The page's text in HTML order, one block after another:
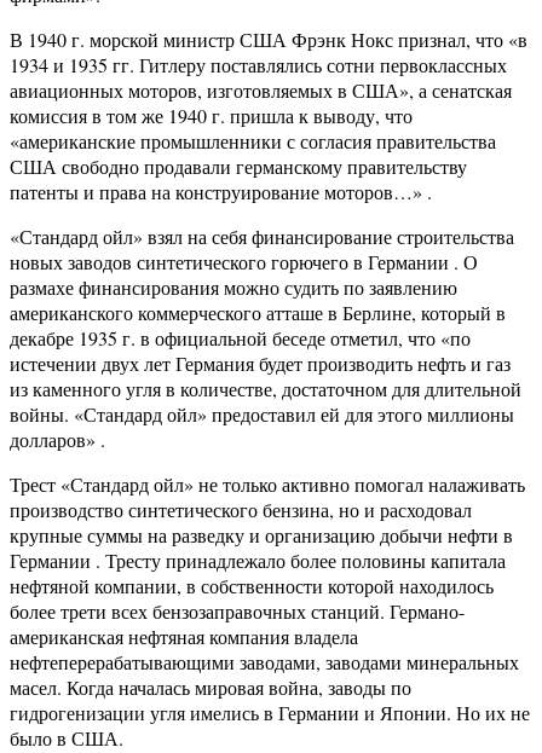
В 1940 г. морской министр США Фрэнк Нокс признал, что «в
1934 и 1935 гг. Гитлеру поставлялись сотни первоклассных
авиационных моторов, изготовляемых в США», а сенатская
комиссия в том же 1940 г. пришла к выводу, что
«американские промышленники с согласия правительства
США свободно продавали германскому правительству
патенты и права на конструирование моторов…» .
«Стандард ойл» взял на себя финансирование строительства
новых заводов синтетического горючего в Германии . О
размахе финансирования можно судить по заявлению
американского коммерческого атташе в Берлине, который в
декабре 1935 г. в официальной беседе отметил, что «по
истечении двух лет Германия будет производить нефть и газ
из каменного угля в количестве, достаточном для длительной
войны. «Стандард ойл» предоставил ей для этого миллионы
долларов» .
Трест «Стандард ойл» не только активно помогал налаживать
производство синтетического бензина, но и расходовал
крупные суммы на разведку и организацию добычи нефти в
Германии . Тресту принадлежало более половины капитала
нефтяной компании, в собственности которой находилось
более трети всех бензозаправочных станций. Германо-
американская нефтяная компания владела
нефтеперерабатывающими заводами, заводами минеральных
масел. Когда началась мировая война, заводы по
гидрогенизации угля имелись в Германии и Японии. Но их не
было в США.